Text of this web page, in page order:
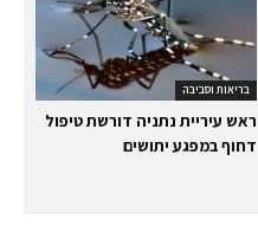
בריאות וסביבה
ראש עיריית נתניה דורשת טיפול
דחוף במפגע יתושים